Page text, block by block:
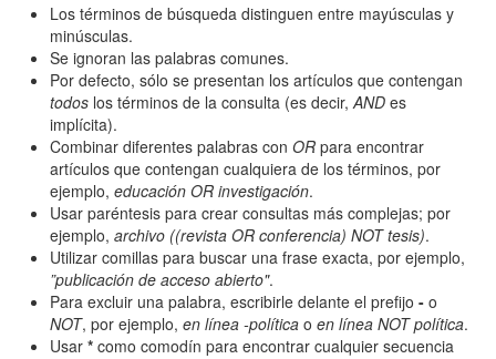
Los términos de búsqueda distinguen entre mayúsculas y
minúsculas.
Se ignoran las palabras comunes.
Por defecto, sólo se presentan los artículos que contengan
todos los términos de la consulta (es decir, AND es
implícita).
Combinar diferentes palabras con OR para encontrar
artículos que contengan cualquiera de los términos, por
ejemplo, educación OR investigación.
Usar paréntesis para crear consultas más complejas; por
ejemplo, archivo ((revista OR conferencia) NOT tesis).
Utilizar comillas para buscar una frase exacta, por ejemplo,
”publicación de acceso abierto".
Para excluir una palabra, escribirle delante el prefijo - o
NOT, por ejemplo, en línea -política o en línea NOT política.
Usar * como comodín para encontrar cualquier secuencia